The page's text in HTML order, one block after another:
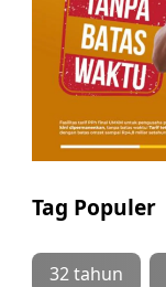
Tag Populer
32 tahun